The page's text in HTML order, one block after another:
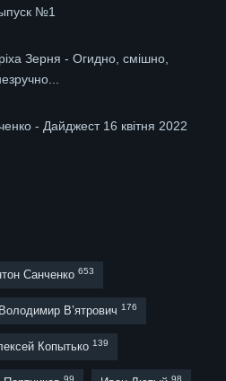
№1
Зерня - Огидно, смішно,
- Дайджест 16 квітня 2022
Санченко 653
Володимир В’ятрович 176
Копытько 139
99 98